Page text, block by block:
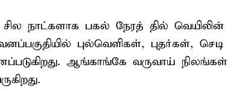
நாட்களாக பகல் நேரத் தில் வெயிலின்
புல்வெளிகள், புதர்கள், செடி
ஆங்காங்கே வருவாய் நிலங்கள்